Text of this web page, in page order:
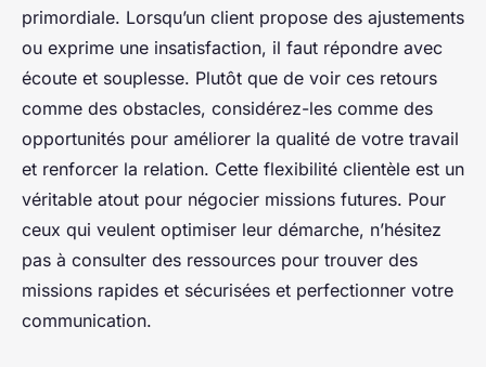
primordiale. Lorsqu’un client propose des ajustements
ou exprime une insatisfaction, il faut répondre avec
écoute et souplesse. Plutôt que de voir ces retours
comme des obstacles, considérez-les comme des
opportunités pour améliorer la qualité de votre travail
et renforcer la relation. Cette flexibilité clientèle est un
véritable atout pour négocier missions futures. Pour
ceux qui veulent optimiser leur démarche, n’hésitez
pas à consulter des ressources pour trouver des
missions rapides et sécurisées et perfectionner votre
communication.